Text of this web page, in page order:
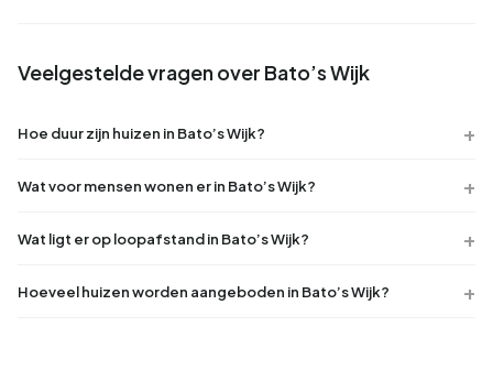
Veelgestelde vragen over Bato’s Wijk
Hoe duur zijn huizen in Bato’s Wijk?
Wat voor mensen wonen er in Bato’s Wijk?
Wat ligt er op loopafstand in Bato’s Wijk?
Hoeveel huizen worden aangeboden in Bato’s Wijk?